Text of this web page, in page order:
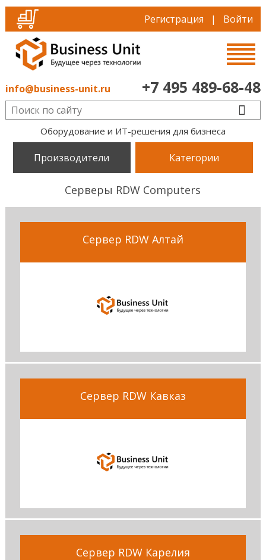
Регистрация | Войти
info@business-unit.ru +7 495 489-68-48
Оборудование и ИТ-решения для бизнеса
Производители Категории
Серверы RDW Computers
Сервер RDW Алтай
Сервер RDW Кавказ
Сервер RDW Карелия